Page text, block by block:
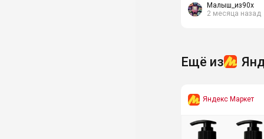
Малыш_из90х
2 месяца назад
Ещё из
Яндекс Маркет